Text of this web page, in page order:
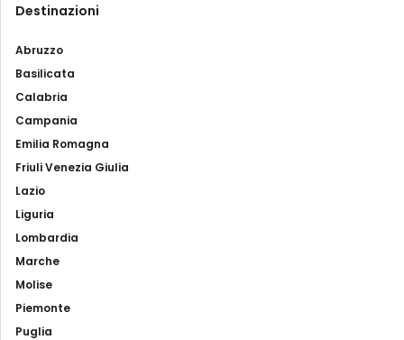
Destinazioni
Abruzzo
Basilicata
Calabria
Campania
Emilia Romagna
Friuli Venezia Giulia
Lazio
Liguria
Lombardia
Marche
Molise
Piemonte
Puglia